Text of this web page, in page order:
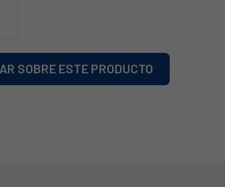
SOBRE ESTE PRODUCTO